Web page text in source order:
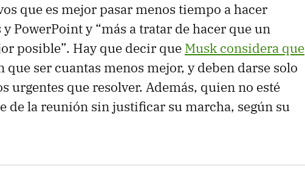
que es mejor pasar menos tiempo a hacer
PowerPoint y “más a tratar de hacer que un
posible”. Hay que decir que Musk considera que
que ser cuantas menos mejor, y deben darse solo
urgentes que resolver. Además, quien no esté
de la reunión sin justificar su marcha, según su